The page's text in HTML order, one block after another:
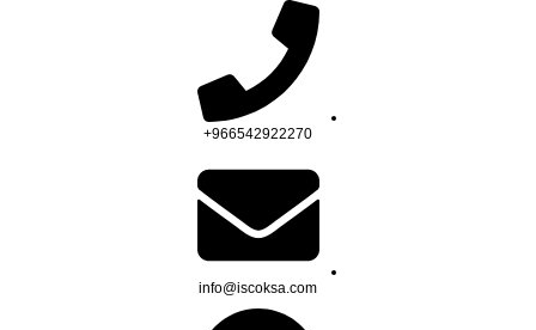
966542922270+
info@iscoksa.com